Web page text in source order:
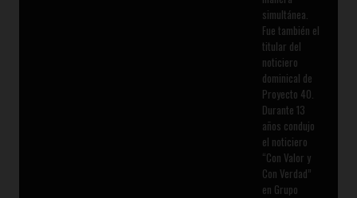
simultánea.
Fue también el
titular del
noticiero
dominical de
Proyecto 40.
Durante 13
años condujo
el noticiero
“Con Valor y
Con Verdad”
en Grupo